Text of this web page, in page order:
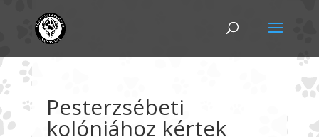
Pesterzsébeti
kolóniához kértek